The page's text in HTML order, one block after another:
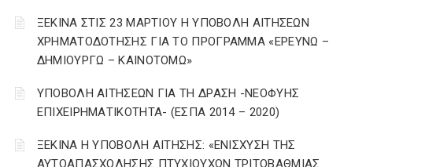
ΞΕΚΙΝΑ ΣΤΙΣ 23 ΜΑΡΤΙΟΥ Η ΥΠΟΒΟΛΗ ΑΙΤΗΣΕΩΝ
ΧΡΗΜΑΤΟΔΟΤΗΣΗΣ ΓΙΑ ΤΟ ΠΡΟΓΡΑΜΜΑ «ΕΡΕΥΝΩ –
ΔΗΜΙΟΥΡΓΩ – ΚΑΙΝΟΤΟΜΩ»
ΥΠΟΒΟΛΗ ΑΙΤΗΣΕΩΝ ΓΙΑ ΤΗ ΔΡΑΣΗ -ΝΕΟΦΥΗΣ
ΕΠΙΧΕΙΡΗΜΑΤΙΚΟΤΗΤΑ- (ΕΣΠΑ 2014 – 2020)
ΞΕΚΙΝΑ Η ΥΠΟΒΟΛΗ ΑΙΤΗΣΗΣ: «ΕΝΙΣΧΥΣΗ ΤΗΣ
ΑΥΤΟΑΠΑΣΧΟΛΗΣΗΣ ΠΤΥΧΙΟΥΧΩΝ ΤΡΙΤΟΒΑΘΜΙΑΣ